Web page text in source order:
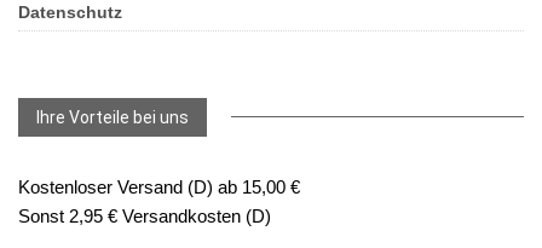
Datenschutz
Ihre Vorteile bei uns
Kostenloser Versand (D) ab 15,00 €
Sonst 2,95 € Versandkosten (D)